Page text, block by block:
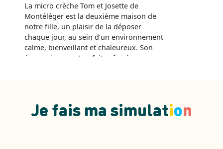
La micro crèche Tom et Josette de
Montéléger est la deuxième maison de
notre fille, un plaisir de la déposer
chaque jour, au sein d’un environnement
calme, bienveillant et chaleureux. Son
épanouissement se fait grâce à une
recommandons fortement !
Je fais ma simulation